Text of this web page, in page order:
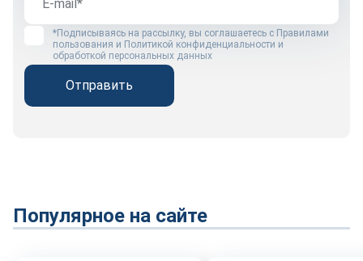
*Подписываясь на рассылку, вы соглашаетесь с Правилами
пользования и Политикой конфиденциальности и
обработкой персональных данных
Отправить
Популярное на сайте